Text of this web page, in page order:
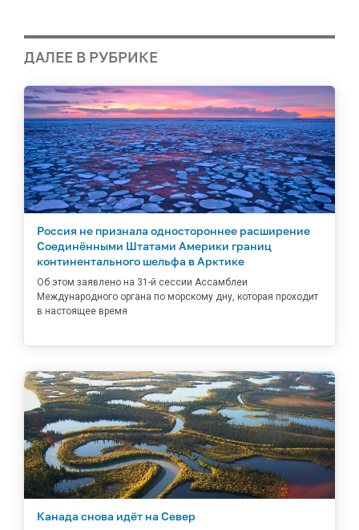
ДАЛЕЕ В РУБРИКЕ
Россия не признала одностороннее расширение
Соединёнными Штатами Америки границ
континентального шельфа в Арктике
Об этом заявлено на 31-й сессии Ассамблеи
Международного органа по морскому дну, которая проходит
в настоящее время
Канада снова идёт на Север